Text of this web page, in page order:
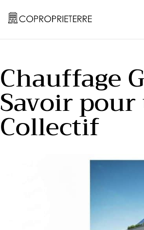
Chauffage
Savoir
Collectif